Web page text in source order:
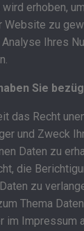
wird erhoben,
Website zu
Analyse Ihres
Sie
das Recht
und Zweck
Daten zu
die
zu
Thema
im Impressum